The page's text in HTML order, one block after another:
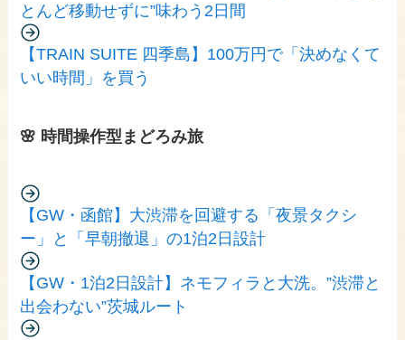
とんど移動せずに”味わう2日間
【TRAIN SUITE 四季島】100万円で「決めなくて
いい時間」を買う
🌸 時間操作型まどろみ旅
【GW・函館】大渋滞を回避する「夜景タクシ
ー」と「早朝撤退」の1泊2日設計
【GW・1泊2日設計】ネモフィラと大洗。”渋滞と
出会わない”茨城ルート